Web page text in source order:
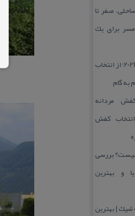
صفر تا
برای یك
تحصیل در فرانسه 2026؛ از انتخاب
به گام
مردانه
كفش
چیست؟ بررسی
و بهترین
| بهترین